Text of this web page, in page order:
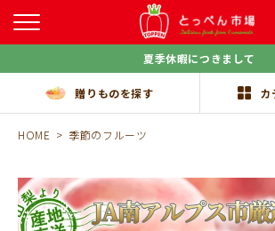
夏季休暇につきまして
贈りものを探す カ
HOME 季節のフルーツ